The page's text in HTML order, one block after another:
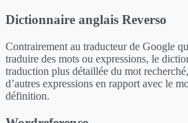
Dictionnaire anglais Reverso
Contrairement au traducteur de Google
traduire des mots ou expressions, le
traduction plus détaillée du mot
d’autres expressions en rapport avec le
définition.